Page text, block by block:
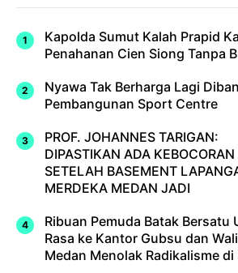
Kapolda Sumut Kalah Prapid
Penahanan Cien Siong Tanpa
Nyawa Tak Berharga Lagi
Pembangunan Sport Centre
PROF. JOHANNES TARIGAN:
DIPASTIKAN ADA KEBOCORAN
SETELAH BASEMENT
MERDEKA MEDAN JADI
Ribuan Pemuda Batak Bersatu
Rasa ke Kantor Gubsu dan
Medan Menolak Radikalisme